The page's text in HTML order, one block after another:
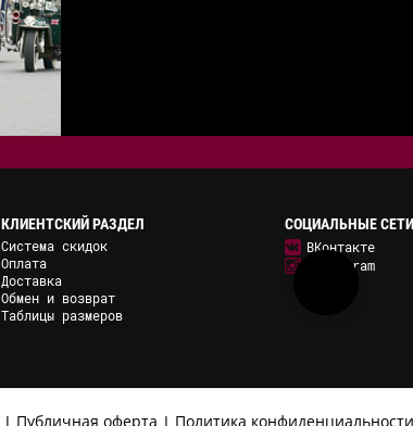
КЛИЕНТСКИЙ РАЗДЕЛ
Система скидок
Оплата
Доставка
Обмен и возврат
Таблицы размеров
СОЦИАЛЬНЫЕ СЕТИ
ВКонтакте
Instagram
Публичная оферта Политика конфиденциальности